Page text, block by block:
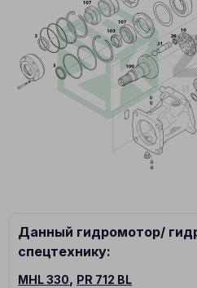
Данный гидромотор/
спецтехнику:
MHL 330, PR 712 BL